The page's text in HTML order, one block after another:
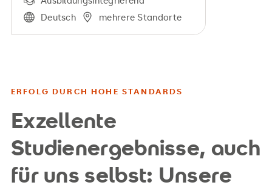
Deutsch
mehrere Standorte
ERFOLG DURCH HOHE STANDARDS
Exzellente
Studienergebnisse, auch
für uns selbst: Unsere